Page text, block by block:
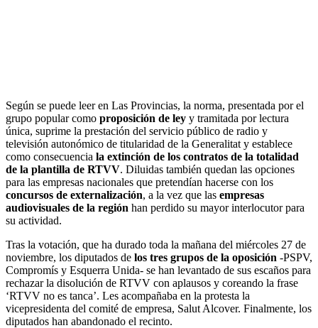
Según se puede leer en Las Provincias, la norma, presentada por el
grupo popular como proposición de ley y tramitada por lectura
única, suprime la prestación del servicio público de radio y
televisión autonómico de titularidad de la Generalitat y establece
como consecuencia la extinción de los contratos de la totalidad
de la plantilla de RTVV. Diluidas también quedan las opciones
para las empresas nacionales que pretendían hacerse con los
concursos de externalización, a la vez que las empresas
audiovisuales de la región han perdido su mayor interlocutor para
su actividad.
Tras la votación, que ha durado toda la mañana del miércoles 27 de
noviembre, los diputados de los tres grupos de la oposición -PSPV,
Compromís y Esquerra Unida- se han levantado de sus escaños para
rechazar la disolución de RTVV con aplausos y coreando la frase
‘RTVV no es tanca’. Les acompañaba en la protesta la
vicepresidenta del comité de empresa, Salut Alcover. Finalmente, los
diputados han abandonado el recinto.